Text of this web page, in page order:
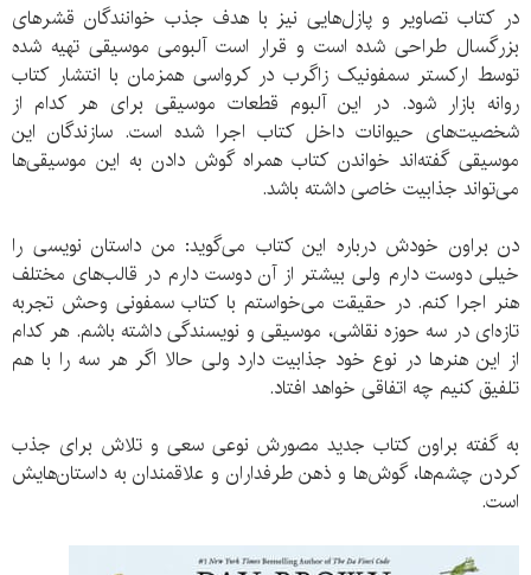
در کتاب تصاویر و پازل‌هایی نیز با هدف جذب خوانندگان قشرهای
بزرگسال طراحی شده است و قرار است آلبومی موسیقی تهیه شده
توسط ارکستر سمفونیک زاگرب در کرواسی همزمان با انتشار کتاب
روانه بازار شود. در این آلبوم قطعات موسیقی برای هر کدام از
شخصیت‌های حیوانات داخل کتاب اجرا شده است. سازندگان این
موسیقی گفته‌اند خواندن کتاب همراه گوش دادن به این موسیقی‌ها
می‌‌تواند جذابیت خاصی داشته باشد.
دن براون خودش درباره این کتاب می‌گوید: من داستان نویسی را
خیلی دوست دارم ولی بیشتر از آن دوست دارم در قالب‌های مختلف
هنر اجرا کنم. در حقیقت می‌خواستم با کتاب سمفونی وحش تجربه
تازه‌ای در سه حوزه نقاشی، موسیقی و نویسندگی داشته باشم. هر کدام
از این هنرها در نوع خود جذابیت دارد ولی حالا اگر هر سه را با هم
تلفیق کنیم چه اتفاقی خواهد افتاد.
به گفته براون کتاب جدید مصورش نوعی سعی و تلاش برای جذب
کردن چشم‌ها، گوش‌ها و ذهن طرفداران و علاقمندان به داستان‌هایش
است.